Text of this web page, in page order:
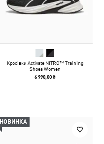
Кросівки Activate NITRO™ Training
Shoes Women
6 990,00 ₴
НОВИНКА